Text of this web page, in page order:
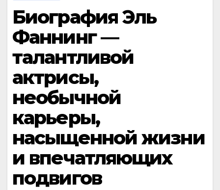
Биография Эль
Фаннинг —
талантливой
актрисы,
необычной
карьеры,
насыщенной жизни
и впечатляющих
подвигов